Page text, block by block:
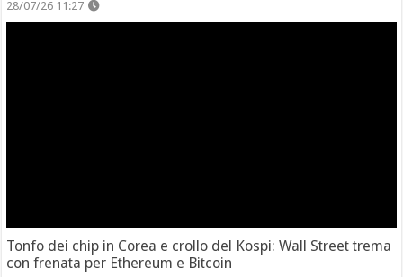
28/07/26 11:27
Tonfo dei chip in Corea e crollo del Kospi: Wall Street trema
con frenata per Ethereum e Bitcoin